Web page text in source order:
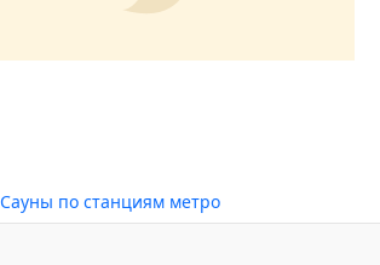
Сауны по станциям метро